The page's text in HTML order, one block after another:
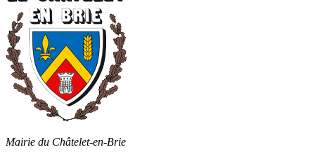
Mairie du Châtelet-en-Brie